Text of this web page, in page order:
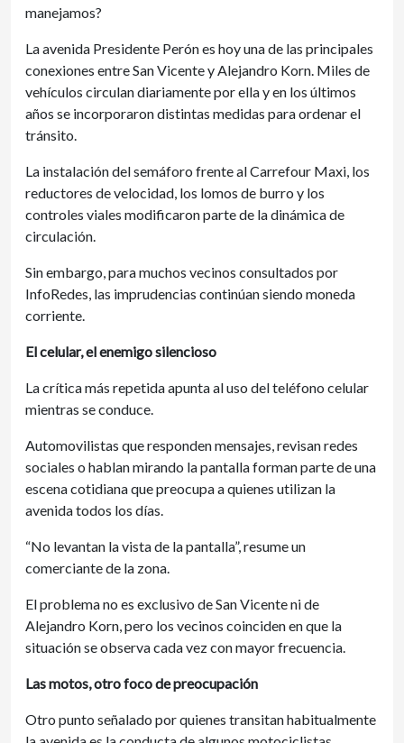
manejamos?
La avenida Presidente Perón es hoy una de las principales
conexiones entre San Vicente y Alejandro Korn. Miles de
vehículos circulan diariamente por ella y en los últimos
años se incorporaron distintas medidas para ordenar el
tránsito.
La instalación del semáforo frente al Carrefour Maxi, los
reductores de velocidad, los lomos de burro y los
controles viales modificaron parte de la dinámica de
circulación.
Sin embargo, para muchos vecinos consultados por
InfoRedes, las imprudencias continúan siendo moneda
corriente.
El celular, el enemigo silencioso
La crítica más repetida apunta al uso del teléfono celular
mientras se conduce.
Automovilistas que responden mensajes, revisan redes
sociales o hablan mirando la pantalla forman parte de una
escena cotidiana que preocupa a quienes utilizan la
avenida todos los días.
“No levantan la vista de la pantalla”, resume un
comerciante de la zona.
El problema no es exclusivo de San Vicente ni de
Alejandro Korn, pero los vecinos coinciden en que la
situación se observa cada vez con mayor frecuencia.
Las motos, otro foco de preocupación
Otro punto señalado por quienes transitan habitualmente